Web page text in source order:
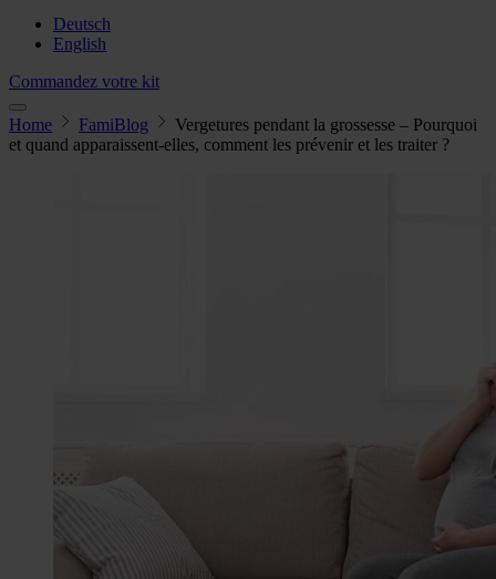
Deutsch
English
Commandez votre kit
Home FamiBlog
Vergetures pendant la grossesse – Pourquoi
et quand apparaissent-elles, comment les prévenir et les traiter ?